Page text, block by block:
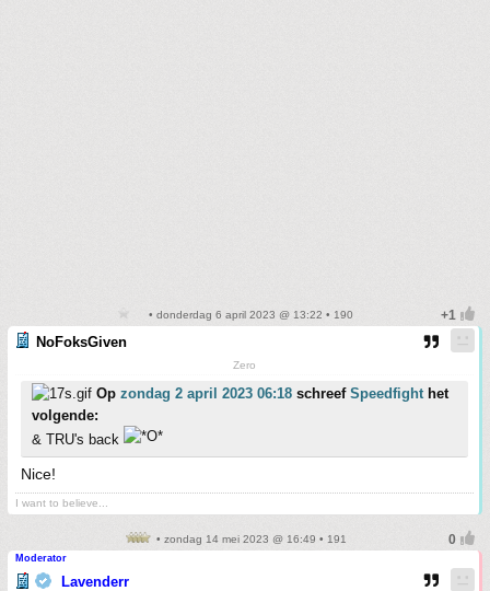
• donderdag 6 april 2023 @ 13:22 • 190
NoFoksGiven
Zero
Op zondag 2 april 2023 06:18 schreef Speedfighthet
volgende:
& TRU's back
Nice!
I want to believe...
• zondag 14 mei 2023 @ 16:49 • 191
Moderator
Lavenderr